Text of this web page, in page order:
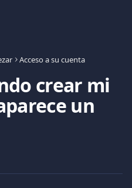
Acceso a su cuenta
crear mi
un